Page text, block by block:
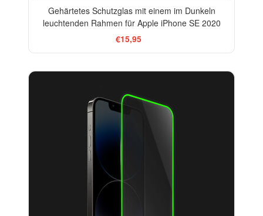
Gehärtetes Schutzglas mit einem im Dunkeln
leuchtenden Rahmen für Apple iPhone SE 2020
€15,95